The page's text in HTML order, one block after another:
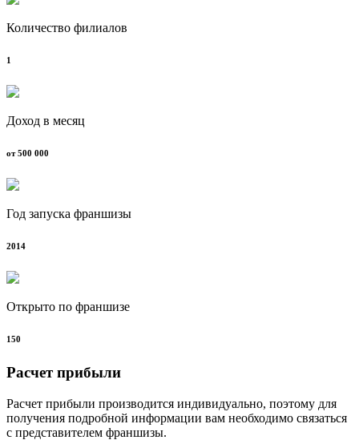
Количество филиалов
1
Доход в месяц
от 500 000
Год запуска франшизы
2014
Открыто по франшизе
150
Расчет прибыли
Расчет прибыли производится индивидуально, поэтому для
получения подробной информации вам необходимо связаться
с представителем франшизы.